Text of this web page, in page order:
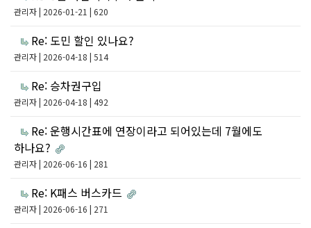
관리자| 2026-01-21 | 620
Re: 도민 할인 있나요?
관리자| 2026-04-18 | 514
Re: 승차권구입
관리자| 2026-04-18 | 492
Re: 운행시간표에 연장이라고 되어있는데 7월에도
하나요?
관리자| 2026-06-16 | 281
Re: K패스 버스카드
관리자| 2026-06-16 | 271